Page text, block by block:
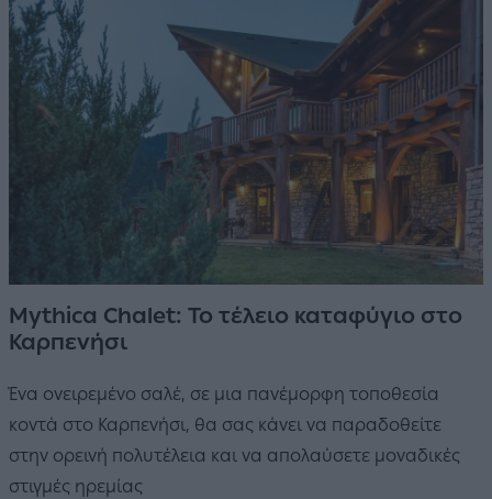
Mythica Chalet: Το τέλειο καταφύγιο στο
Καρπενήσι
Ένα ονειρεμένο σαλέ, σε μια πανέμορφη τοποθεσία
κοντά στο Καρπενήσι, θα σας κάνει να παραδοθείτε
στην ορεινή πολυτέλεια και να απολαύσετε μοναδικές
στιγμές ηρεμίας